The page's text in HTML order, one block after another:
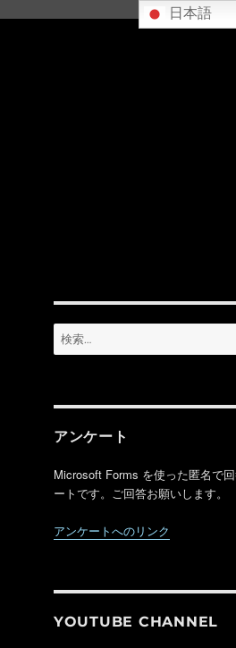
検
索:
アンケート
Microsoft Forms を使った匿名で
ートです。ご回答お願いします。
アンケートへのリンク
YOUTUBE CHANNEL
日本語